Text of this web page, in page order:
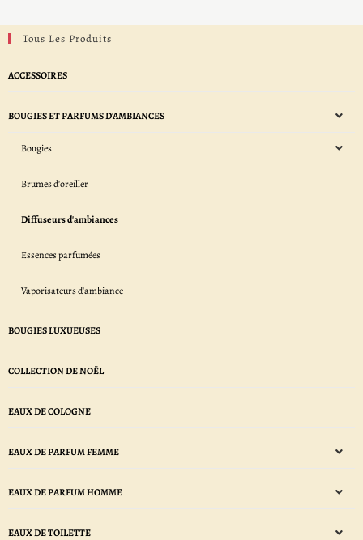
Tous Les Produits
ACCESSOIRES
BOUGIES ET PARFUMS D'AMBIANCES
Bougies
Brumes d'oreiller
Diffuseurs d'ambiances
Essences parfumées
Vaporisateurs d'ambiance
BOUGIES LUXUEUSES
COLLECTION DE NOËL
EAUX DE COLOGNE
EAUX DE PARFUM FEMME
EAUX DE PARFUM HOMME
EAUX DE TOILETTE